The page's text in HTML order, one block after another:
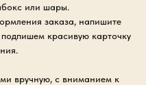
или шары.
заказа, напишите
красивую карточку
вручную, с вниманием к